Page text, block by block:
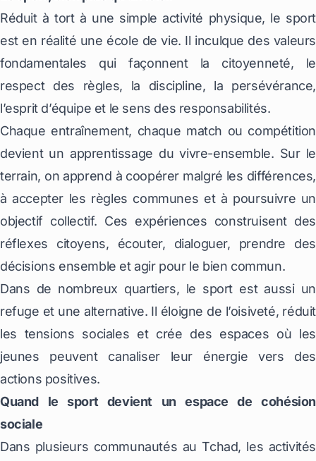
Réduit à tort à une simple activité physique, le sport
est en réalité une école de vie. Il inculque des valeurs
fondamentales qui façonnent la citoyenneté, le
respect des règles, la discipline, la persévérance,
l’esprit d’équipe et le sens des responsabilités.
Chaque entraînement, chaque match ou compétition
devient un apprentissage du vivre-ensemble. Sur le
terrain, on apprend à coopérer malgré les différences,
à accepter les règles communes et à poursuivre un
objectif collectif. Ces expériences construisent des
réflexes citoyens, écouter, dialoguer, prendre des
décisions ensemble et agir pour le bien commun.
Dans de nombreux quartiers, le sport est aussi un
refuge et une alternative. Il éloigne de l’oisiveté, réduit
les tensions sociales et crée des espaces où les
jeunes peuvent canaliser leur énergie vers des
actions positives.
Quand le sport devient un espace de cohésion
sociale
Dans plusieurs communautés au Tchad, les activités